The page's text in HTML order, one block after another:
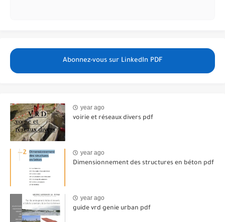
Abonnez-vous sur LinkedIn PDF
year ago
voirie et réseaux divers pdf
year ago
Dimensionnement des structures en béton pdf
year ago
guide vrd genie urban pdf